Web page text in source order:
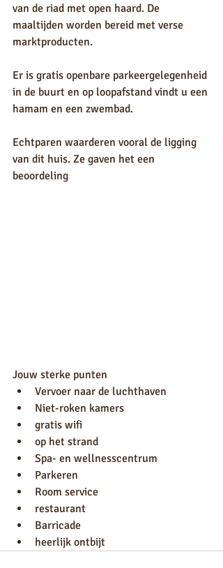
van de riad met open haard. De
maaltijden worden bereid met verse
marktproducten.
Er is gratis openbare parkeergelegenheid
in de buurt en op loopafstand vindt u een
hamam en een zwembad.
Echtparen waarderen vooral de ligging
van dit huis. Ze gaven het een
beoordeling
Jouw sterke punten
Vervoer naar de luchthaven
Niet-roken kamers
gratis wifi
op het strand
Spa- en wellnesscentrum
Parkeren
Room service
restaurant
Barricade
heerlijk ontbijt